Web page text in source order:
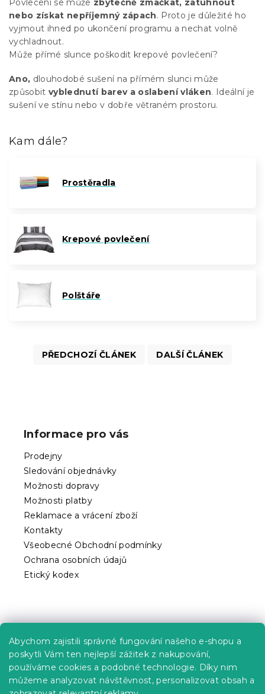
Abychom zajistili správné fungování našeho e-shopu a
poskytli Vám ten nejlepší zážitek z nakupování,
používáme cookies a podobné technologie. Díky nim
můžeme analyzovat návštěvnost, personalizovat obsah a
Povlečení se může zbytečně zmačkat, zatuhnout
nebo získat nepříjemný zápach. Proto je důležité ho
vyjmout ihned po ukončení programu a nechat volně
vychladnout.
Může přímé slunce poškodit krepové povlečení?
Ano, dlouhodobé sušení na přímém slunci může
způsobit vyblednutí barev a oslabení vláken. Ideální je
sušení ve stínu nebo v dobře větraném prostoru.
Kam dále?
Prostěradla
Krepové povlečení
Polštáře
PŘEDCHOZÍ ČLÁNEK DALŠÍ ČLÁNEK
Informace pro vás
Prodejny
Sledování objednávky
Možnosti dopravy
Možnosti platby
Reklamace a vrácení zboží
Kontakty
Všeobecné Obchodní podmínky
Ochrana osobních údajů
Etický kodex
Kariéra
Poptávky a B2B spolupráce